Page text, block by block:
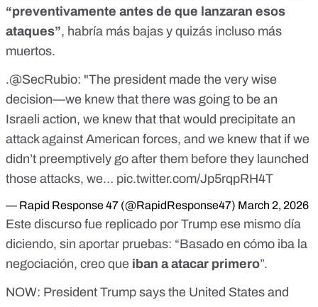
“preventivamente antes de que lanzaran esos
ataques”, habría más bajas y quizás incluso más
muertos.
.@SecRubio: "The president made the very wise
decision—we knew that there was going to be an
Israeli action, we knew that that would precipitate an
attack against American forces, and we knew that if we
didn’t preemptively go after them before they launched
those attacks, we… pic.twitter.com/Jp5rqpRH4T
— Rapid Response 47 (@RapidResponse47) March 2, 2026
Este discurso fue replicado por Trump ese mismo día
diciendo, sin aportar pruebas: “Basado en cómo iba la
negociación, creo que iban a atacar primero”.
NOW: President Trump says the United States and